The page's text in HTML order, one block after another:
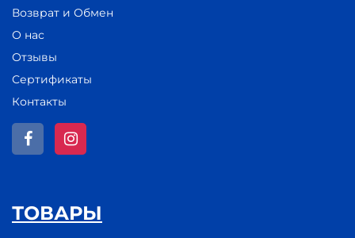
Возврат и Обмен
О нас
Отзывы
Сертификаты
Контакты
ТОВАРЫ